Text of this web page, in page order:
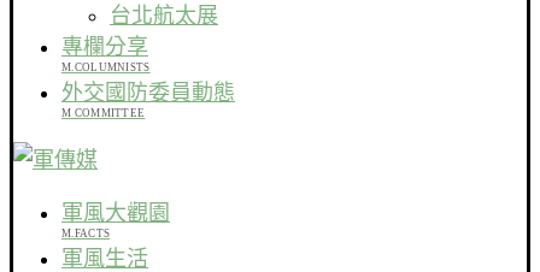
台北航太展
專欄分享
M.COLUMNISTS
外交國防委員動態
M COMMITTEE
軍風大觀園
M.FACTS
軍風生活